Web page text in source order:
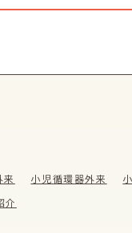
来 小児循環器外来
介